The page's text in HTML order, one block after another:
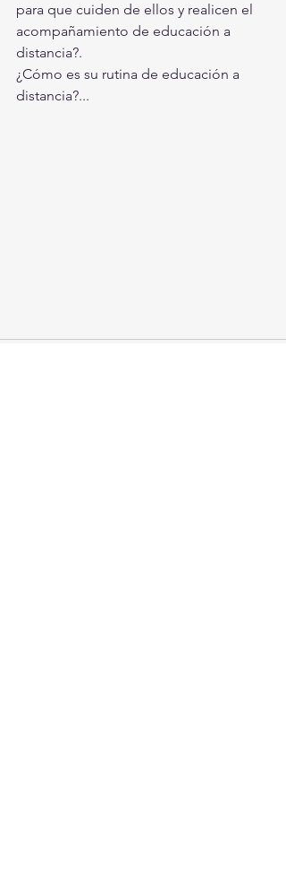
para que cuiden de ellos y realicen el
acompañamiento de educación a
distancia?.
¿Cómo es su rutina de educación a
distancia?...